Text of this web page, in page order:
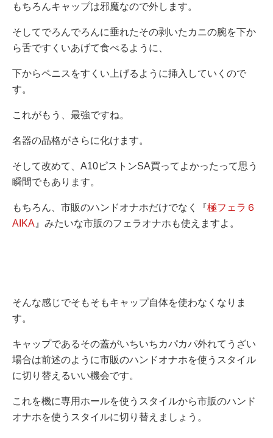
もちろんキャップは邪魔なので外します。
そしてでろんでろんに垂れたその剥いたカニの腕を下か
ら舌ですくいあげて食べるように、
下からペニスをすくい上げるように挿入していくので
す。
これがもう、最強ですね。
名器の品格がさらに化けます。
そして改めて、A10ピストンSA買ってよかったって思う
瞬間でもあります。
もちろん、市販のハンドオナホだけでなく『極フェラ６
AIKA 』みたいな市販のフェラオナホも使えますよ。
そんな感じでそもそもキャップ自体を使わなくなりま
す。
キャップであるその蓋がいちいちカパカパ外れてうざい
場合は前述のように市販のハンドオナホを使うスタイル
に切り替えるいい機会です。
これを機に専用ホールを使うスタイルから市販のハンド
オナホを使うスタイルに切り替えましょう。